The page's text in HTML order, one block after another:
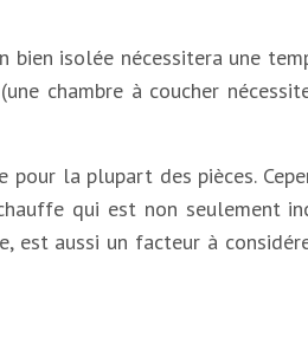
isolée nécessitera une
chambre à coucher
la plupart des pièces.
qui est non seulement
est aussi un facteur à